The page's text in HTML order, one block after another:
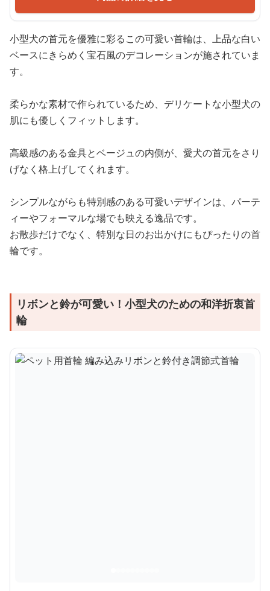
小型犬の首元を優雅に彩るこの可愛い首輪は、上品な白い
ベースにきらめく宝石風のデコレーションが施されていま
す。
柔らかな素材で作られているため、デリケートな小型犬の
肌にも優しくフィットします。
高級感のある金具とベージュの内側が、愛犬の首元をさり
げなく格上げしてくれます。
シンプルながらも特別感のある可愛いデザインは、パーテ
ィーやフォーマルな場でも映える逸品です。
お散歩だけでなく、特別な日のお出かけにもぴったりの首
輪です。
リボンと鈴が可愛い！小型犬のための和洋折衷首
輪